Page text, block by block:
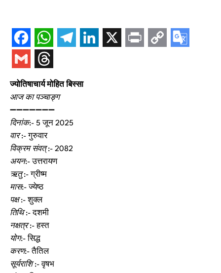
ज्योतिषाचार्य मोहित बिस्सा
आज का पञ्चाङ्ग
➖➖➖➖➖➖➖
दिनांक:- 5 जून 2025
वार:- गुरुवार
विक्रम संवत्:- 2082
अयन:- उत्तरायण
ऋतु:- ग्रीष्म
मास:- ज्येष्ठ
पक्ष:- शुक्ल
तिथि:- दशमी
नक्षत्र:- हस्त
योग:- सिद्ध
करण:- तैतिल
सूर्यराशि:- वृषभ